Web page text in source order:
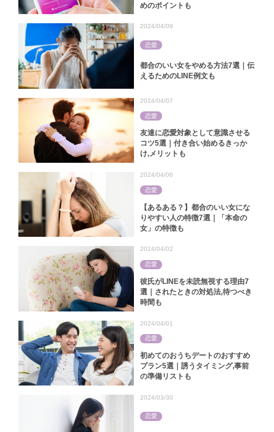
めのポイントも
都合のいい女をやめる方法7選｜伝
えるためのLINE例文も
2024/04/09
恋愛
友達に恋愛対象として意識させる
コツ5選｜付き合い始めるきっか
け,メリットも
2024/04/07
恋愛
【あるある？】都合のいい女にな
りやすい人の特徴7選｜「本命の
女」の特徴も
2024/04/06
恋愛
彼氏がLINEを未読無視する理由7
選｜されたときの対処法,待つべき
時間も
2024/04/02
恋愛
初めてのおうちデートのおすすめ
プラン5選｜誘うタイミング,事前
の準備リストも
2024/04/01
恋愛
2024/03/30
恋愛